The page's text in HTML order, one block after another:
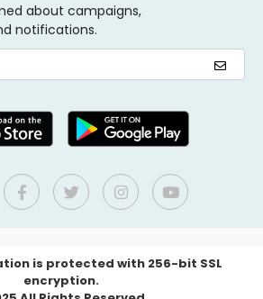
about campaigns,
notifications.
is protected with 256-bit SSL
encryption.